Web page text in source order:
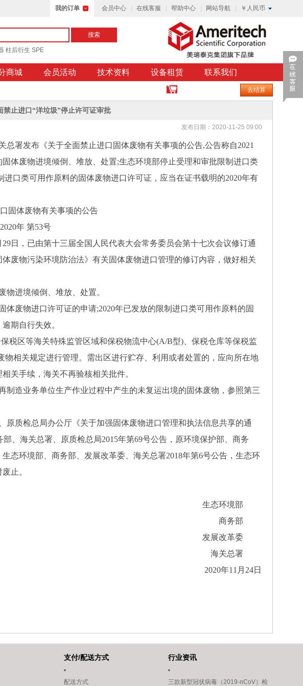
我的订单 会员中心 在线客服 帮助中心 网站导航 ￥人民币
搜索
柱后衍生 SPE
商城 会员活动 技术资料 设备租赁 联系我们
去结算
禁止进口“洋垃圾”停止许可证审批
发布日期：2020-11-25 09:00
署发布《关于全面禁止进口固体废物有关事项的公告,公告称自2021
体废物进境倾倒、堆放、处置;生态环境部停止受理和审批限制进口类
口类可用作原料的固体废物进口许可证，应当在证书载明的2020年有
固体废物有关事项的公告
年 第53号
日，已由第十三届全国人民代表大会常务委员会第十七次会议修订通
废物污染环境防治法》有关固体废物进口管理的修订内容，做好相关
废物进境倾倒、堆放、处置。
废物进口许可证的申请;2020年已发放的限制进口类可用作原料的固
，逾期自行失效。
税区等海关特殊监管区域和保税物流中心(A/B型)、保税仓库等保税监
相关规定进行管理。需出区进行贮存、利用或者处置的，应向所在地
相关手续，海关不再验核相关批件。
制造业务单位生产作业过程中产生的未复运出境的固体废物，参照第三
原质检总局办公厅《关于加强固体废物进口管理和执法信息共享的通
、海关总署、原质检总局2015年第69号公告，原环境保护部、商务
态环境部、商务部、发展改革委、海关总署2018年第6号公告，生态环
时废止。
生态环境部
商务部
发展改革委
海关总署
2020年11月24日
支付/配送方式
配送方式
行业资讯
三款新型冠状病毒（2019-nCoV）检